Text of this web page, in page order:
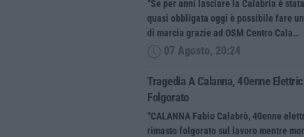
“Se per anni lasciare la Calabria è
quasi obbligata oggi è possibile fare
di marcia grazie ad OSM Centro Cala…
07 Agosto, 20:24
Tragedia A Calanna, 40enne
Folgorato
“CALANNA Fabio Calabrò, 40enne
rimasto folgorato sul lavoro mentre